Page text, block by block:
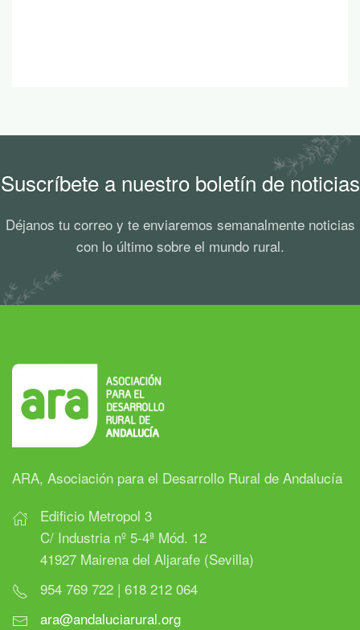
Suscríbete a nuestro boletín de noticias
Déjanos tu correo y te enviaremos semanalmente noticias
con lo último sobre el mundo rural.
ARA, Asociación para el Desarrollo Rural de Andalucía
Edificio Metropol 3
C/ Industria nº 5-4ª Mód. 12
41927 Mairena del Aljarafe (Sevilla)
954 769 722 | 618 212 064
ara@andaluciarural.org